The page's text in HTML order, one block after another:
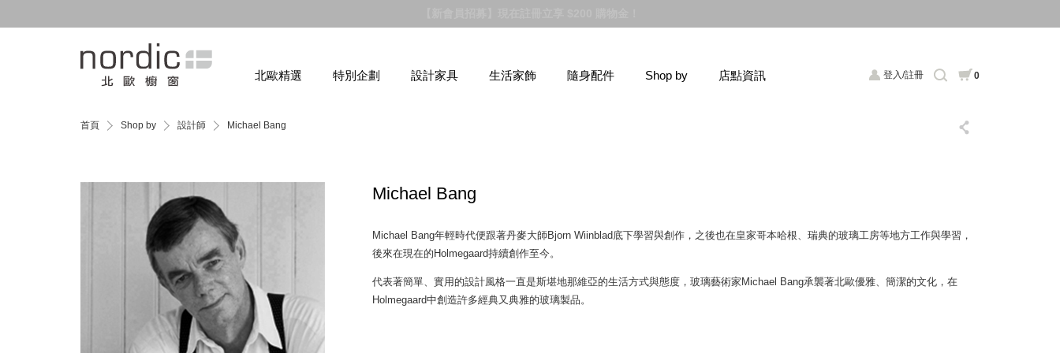
登入/註冊 0
北歐精選 特別企劃 設計家具 生活家飾 隨身配件 Shop by 店點資訊
首頁 Shop by 設計師 Michael Bang
Michael Bang
Michael Bang年輕時代便跟著丹麥大師Bjorn Wiinblad底下學習與創作，之後也在皇家哥本哈根、瑞典的玻璃工房等地方工作與學習，
後來在現在的Holmegaard持續創作至今。
代表著簡單、實用的設計風格一直是斯堪地那維亞的生活方式與態度，玻璃藝術家Michael Bang承襲著北歐優雅、簡潔的文化，在
Holmegaard中創造許多經典又典雅的玻璃製品。